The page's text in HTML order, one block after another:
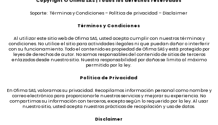
Soporte: Términos y Condiciones – Política de privacidad – Disclaimer
Términos y Condiciones
Al utilizar este sitio web de Ofima SAS, usted acepta cumplir con nuestros términos y
condiciones. No utilice el sitio para actividades ilegales ni que puedan dañar o interferir
con su funcionamiento. Todo el contenido es propiedad de Ofima SAS y está protegido por
leyes de derechos de autor. No somos responsables del contenido de sitios de terceros
enlazados desde nuestro sitio. Nuestra responsabilidad por daños se limita al máximo
permitido por la ley.
Política de Privacidad
En Ofima SAS, valoramos su privacidad. Recopilamos información personal como nombre y
correo electrónico para proporcionarle nuestros servicios y mejorar su experiencia. No
compartimos su información con terceros, excepto según lo requerido por la ley. Al usar
nuestro sitio, usted acepta nuestras prácticas de recopilación y uso de datos.
Disclaimer